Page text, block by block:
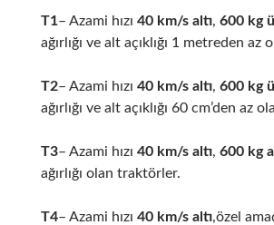
T1– Azami hızı 40 km/s altı, 600 kg
ağırlığı ve alt açıklığı 1 metreden
T2– Azami hızı 40 km/s altı, 600 kg
ağırlığı ve alt açıklığı 60 cm’den az
T3– Azami hızı 40 km/s altı, 600 kg
ağırlığı olan traktörler.
T4– Azami hızı 40 km/s altı,özel